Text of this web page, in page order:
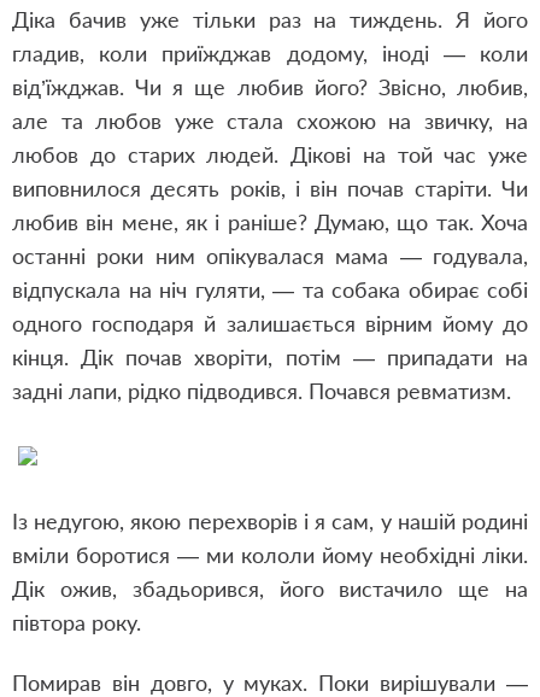
Діка бачив уже тільки раз на тиждень. Я його
гладив, коли приїжджав додому, іноді — коли
від’їжджав. Чи я ще любив його? Звісно, любив,
але та любов уже стала схожою на звичку, на
любов до старих людей. Дікові на той час уже
виповнилося десять років, і він почав старіти. Чи
любив він мене, як і раніше? Думаю, що так. Хоча
останні роки ним опікувалася мама — годувала,
відпускала на ніч гуляти, — та собака обирає собі
одного господаря й залишається вірним йому до
кінця. Дік почав хворіти, потім — припадати на
задні лапи, рідко підводився. Почався ревматизм.
Із недугою, якою перехворів і я сам, у нашій родині
вміли боротися — ми кололи йому необхідні ліки.
Дік ожив, збадьорився, його вистачило ще на
півтора року.
Помирав він довго, у муках. Поки вирішували —